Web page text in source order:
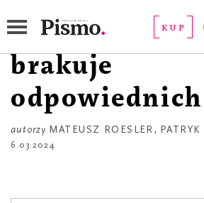
KUP
Patryk
brakuje
odpowiednich
autorzy MATEUSZ ROESLER,
6.03.2024